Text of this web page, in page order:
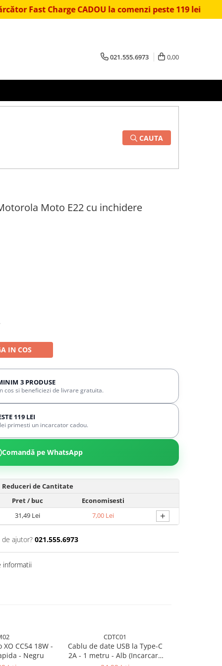
Charge CADOU la comenzi peste 119 lei ⏱️
021.555.6973 0,00
CAUTA
Moto E22 cu inchidere
IN COS
3 PRODUSE
cos si beneficiezi de livrare gratuita.
119 LEI
primesti un incarcator cadou.
Comandă pe WhatsApp
Reduceri de Cantitate
Pret/ buc
Economisesti
31,49 Lei 7,00 Lei +
de ajutor? 021.555.6973
informatii
CC54 18W -
- Negru
CDTC01
Cablu de date USB la Type-C
2A - 1 metru - Alb (Incarcare